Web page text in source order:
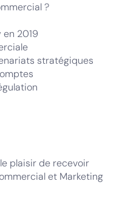
?
en 2019
stratégiques
plaisir de recevoir
et Marketing